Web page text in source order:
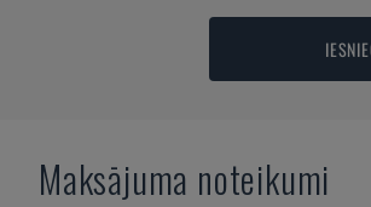
Maksājuma noteikumi